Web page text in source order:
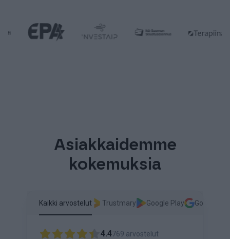
Asiakkaidemme
kokemuksia
Kaikki arvostelut Trustmary Google Play Google
4.4769 arvostelut